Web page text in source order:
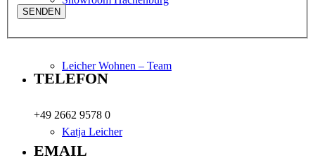
Leicher Wohnen – Team
Katja Leicher
TELEFON
+49 2662 9578 0
EMAIL